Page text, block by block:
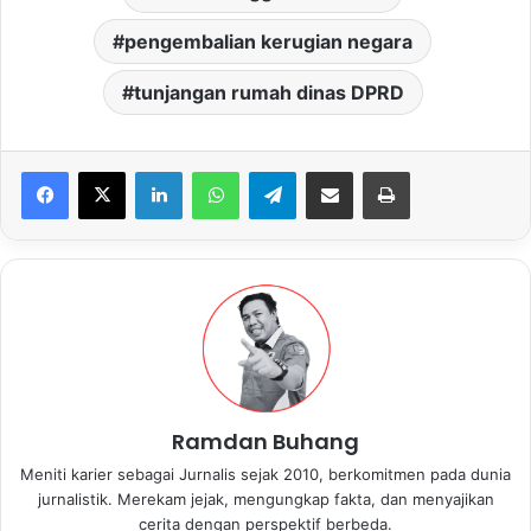
pengembalian kerugian negara
tunjangan rumah dinas DPRD
Telegram
Ramdan Buhang
Meniti karier sebagai Jurnalis sejak 2010, berkomitmen pada dunia
jurnalistik. Merekam jejak, mengungkap fakta, dan menyajikan
cerita dengan perspektif berbeda.